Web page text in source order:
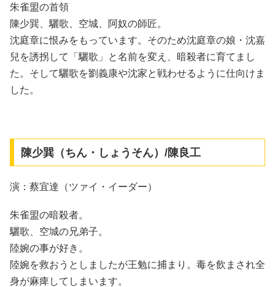
朱雀盟の首領
陳少巽、驪歌、空城、阿奴の師匠。
沈庭章に恨みをもっています。そのため沈庭章の娘・沈嘉
兒を誘拐して「驪歌」と名前を変え、暗殺者に育てまし
た。そして驪歌を劉義康や沈家と戦わせるように仕向けま
した。
陳少巽（ちん・しょうそん）/陳良工
演：蔡宜達（ツァイ・イーダー）
朱雀盟の暗殺者。
驪歌、空城の兄弟子。
陸婉の事が好き。
陸婉を救おうとしましたが王勉に捕まり。毒を飲まされ全
身が麻痺してしまいます。